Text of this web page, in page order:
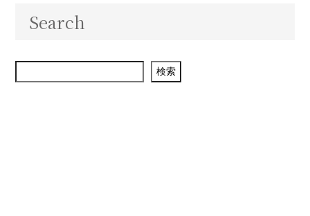
Search
検索